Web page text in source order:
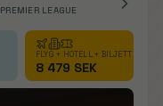
PREMIER LEAGUE
FLYG + HOTELL + BILJETT
8 479 SEK